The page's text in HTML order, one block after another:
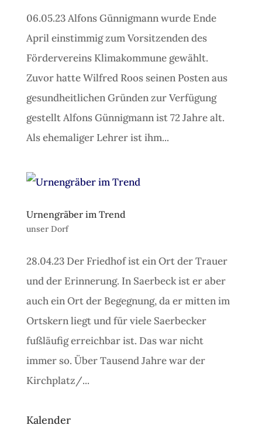
06.05.23 Alfons Günnigmann wurde Ende
April einstimmig zum Vorsitzenden des
Fördervereins Klimakommune gewählt.
Zuvor hatte Wilfred Roos seinen Posten aus
gesundheitlichen Gründen zur Verfügung
gestellt Alfons Günnigmann ist 72 Jahre alt.
Als ehemaliger Lehrer ist ihm...
Urnengräber im Trend
unser Dorf
28.04.23 Der Friedhof ist ein Ort der Trauer
und der Erinnerung. In Saerbeck ist er aber
auch ein Ort der Begegnung, da er mitten im
Ortskern liegt und für viele Saerbecker
fußläufig erreichbar ist. Das war nicht
immer so. Über Tausend Jahre war der
Kirchplatz/...
Kalender